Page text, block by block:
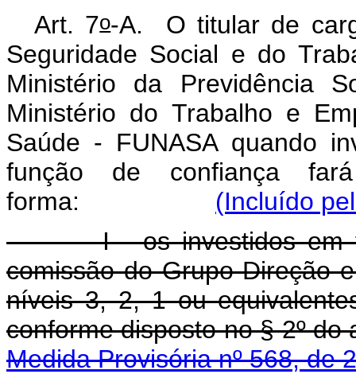
Art. 7o-A. O titular de
Seguridade Social e do
Ministério da Previdência
Ministério do Trabalho e
Saúde - FUNASA quando
função de confiança
forma: (Incluído
I - os investidos em
comissão do Grupo-Direção
níveis 3, 2, 1 ou
conforme disposto no
Medida Provisória nº 568, de